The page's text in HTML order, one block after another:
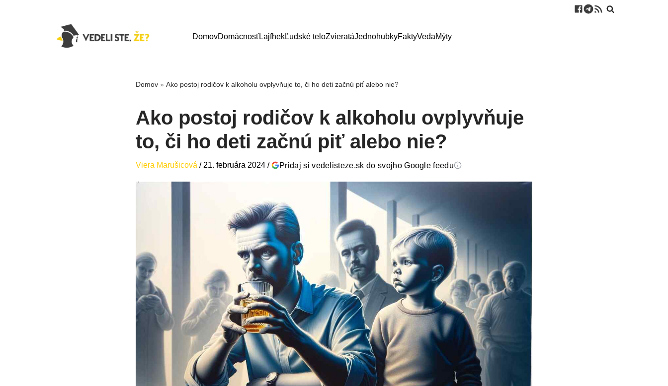
DomovDomácnosťLajfhekĽudské teloZvieratáJednohubkyFaktyVedaMýty
Domov » Ako postoj rodičov k alkoholu ovplyvňuje to, či ho deti začnú piť alebo nie?
Ako postoj rodičov k alkoholu ovplyvňuje
to, či ho deti začnú piť alebo nie?
Viera Marušicová / 21. februára 2024 / Pridaj si vedelisteze.sk do svojho Google feedu